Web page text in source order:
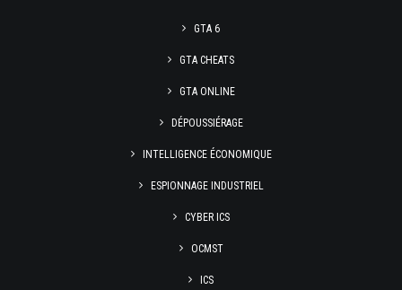
GTA 6
GTA CHEATS
GTA ONLINE
DÉPOUSSIÉRAGE
INTELLIGENCE ÉCONOMIQUE
ESPIONNAGE INDUSTRIEL
CYBER ICS
OCMST
ICS